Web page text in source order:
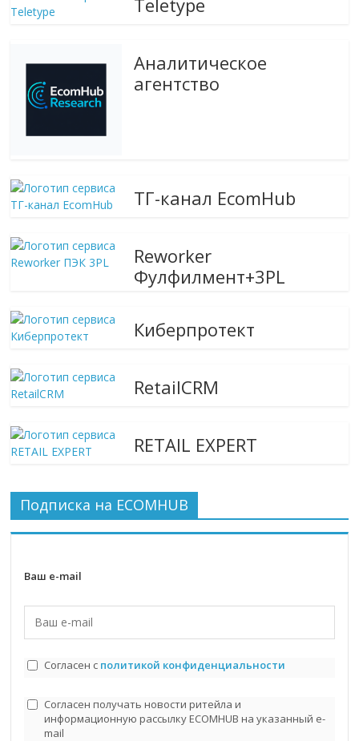
Аналитическое
агентство
ТГ-канал EcomHub
Reworker
Фулфилмент+3PL
Киберпротект
RetailCRM
RETAIL EXPERT
Подписка на ECOMHUB
Ваш e-mail
Согласен с политикой конфиденциальности
Согласен получать новости ритейла и
информационную рассылку ECOMHUB на указанный e-
mail